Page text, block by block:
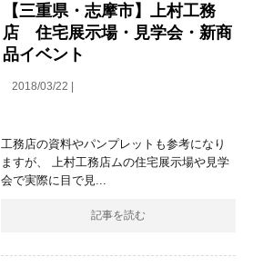
【三重県・志摩市】上村工務
店 住宅展示場・見学会・新商
品イベント
2018/03/22 |
工務店の資料やパンプレットも参考になり
ますが、 上村工務店ムの住宅展示場や見学
会で実際に目で見...
記事を読む